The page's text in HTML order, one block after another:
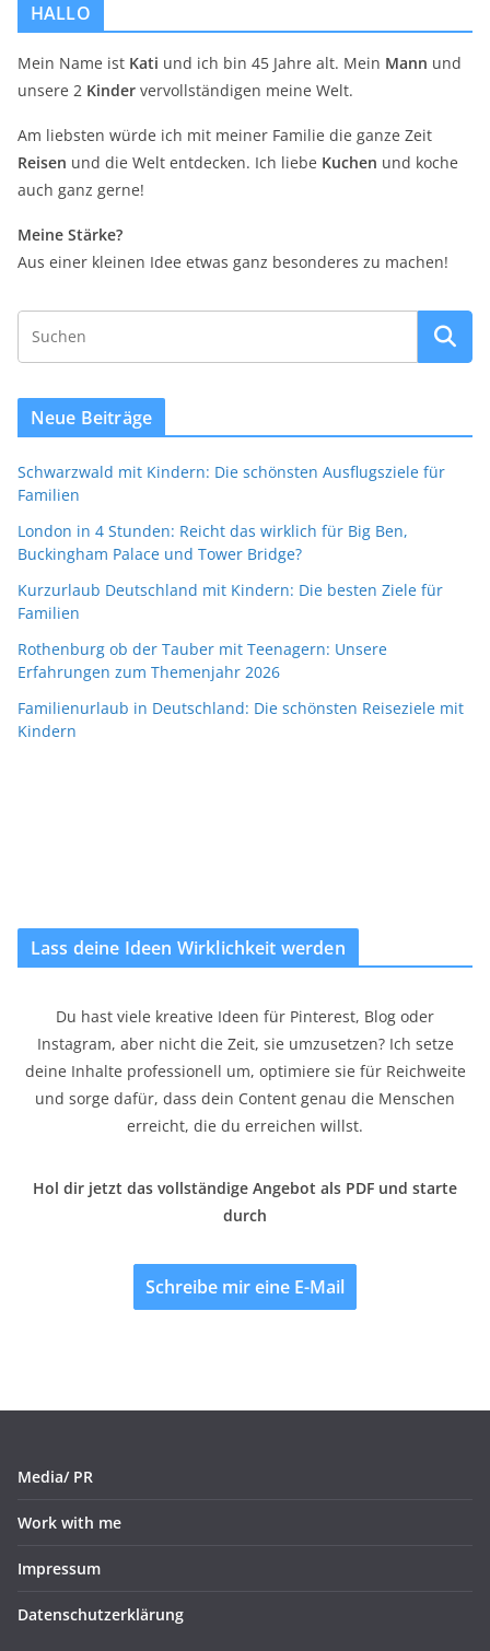
HALLO
Mein Name ist Kati und ich bin 45 Jahre alt. Mein Mann und
unsere 2 Kinder vervollständigen meine Welt.
Am liebsten würde ich mit meiner Familie die ganze Zeit
Reisen und die Welt entdecken. Ich liebe Kuchen und koche
auch ganz gerne!
Meine Stärke?
Aus einer kleinen Idee etwas ganz besonderes zu machen!
Neue Beiträge
Schwarzwald mit Kindern: Die schönsten Ausflugsziele für
Familien
London in 4 Stunden: Reicht das wirklich für Big Ben,
Buckingham Palace und Tower Bridge?
Kurzurlaub Deutschland mit Kindern: Die besten Ziele für
Familien
Rothenburg ob der Tauber mit Teenagern: Unsere
Erfahrungen zum Themenjahr 2026
Familienurlaub in Deutschland: Die schönsten Reiseziele mit
Kindern
Lass deine Ideen Wirklichkeit werden
Du hast viele kreative Ideen für Pinterest, Blog oder
Instagram, aber nicht die Zeit, sie umzusetzen? Ich setze
deine Inhalte professionell um, optimiere sie für Reichweite
und sorge dafür, dass dein Content genau die Menschen
erreicht, die du erreichen willst.
Hol dir jetzt das vollständige Angebot als PDF und starte
durch
Schreibe mir eine E-Mail
Media/ PR
Work with me
Impressum
Datenschutzerklärung